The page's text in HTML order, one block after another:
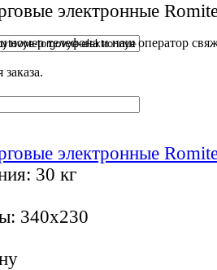
электронные
номер телефона и наш оператор
электронные
30 кг
340х230